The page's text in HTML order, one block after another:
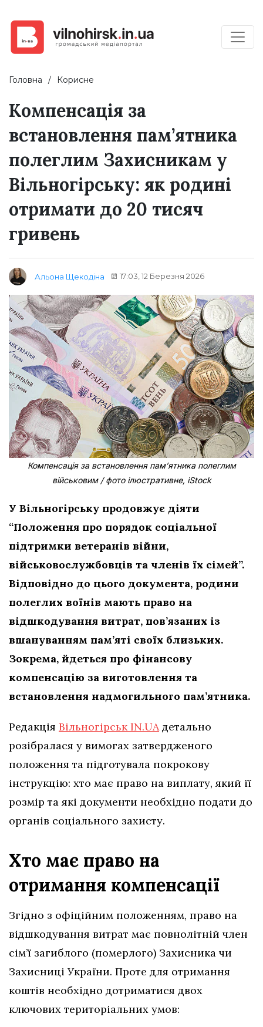
Головна Корисне
Компенсація за
встановлення пам’ятника
полеглим Захисникам у
Вільногірську: як родині
отримати до 20 тисяч
гривень
Альона Щекодіна 17:03, 12 Березня 2026
Компенсація за встановлення пам’ятника полеглим
військовим / фото ілюстративне, iStock
У Вільногірську продовжує діяти
“Положення про порядок соціальної
підтримки ветеранів війни,
військовослужбовців та членів їх сімей”.
Відповідно до цього документа, родини
полеглих воїнів мають право на
відшкодування витрат, пов’язаних із
вшануванням пам’яті своїх близьких.
Зокрема, йдеться про фінансову
компенсацію за виготовлення та
встановлення надмогильного пам’ятника.
Редакція Вільногірськ IN.UAдетально
розібралася у вимогах затвердженого
положення та підготувала покрокову
інструкцію: хто має право на виплату, який її
розмір та які документи необхідно подати до
органів соціального захисту.
Хто має право на
отримання компенсації
Згідно з офіційним положенням, право на
відшкодування витрат має повнолітній член
сім’ї загиблого (померлого) Захисника чи
Захисниці України. Проте для отримання
коштів необхідно дотриматися двох
ключових територіальних умов: